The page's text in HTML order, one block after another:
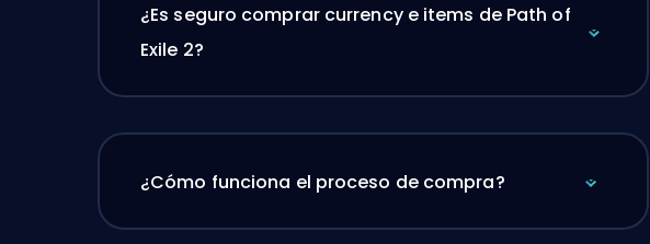
¿Es seguro comprar currency e items de Path of
Exile 2?
¿Cómo funciona el proceso de compra?